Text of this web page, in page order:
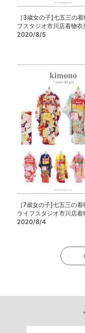
［3歳女の子]七五三の着
フスタジオ市川店着物衣
2020/8/5
［7歳女の子]七五三の着
ライフスタジオ市川店着
2020/8/4